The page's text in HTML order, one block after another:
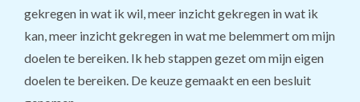
gekregen in wat ik wil, meer inzicht gekregen in wat ik
kan, meer inzicht gekregen in wat me belemmert om mijn
doelen te bereiken. Ik heb stappen gezet om mijn eigen
doelen te bereiken. De keuze gemaakt en een besluit